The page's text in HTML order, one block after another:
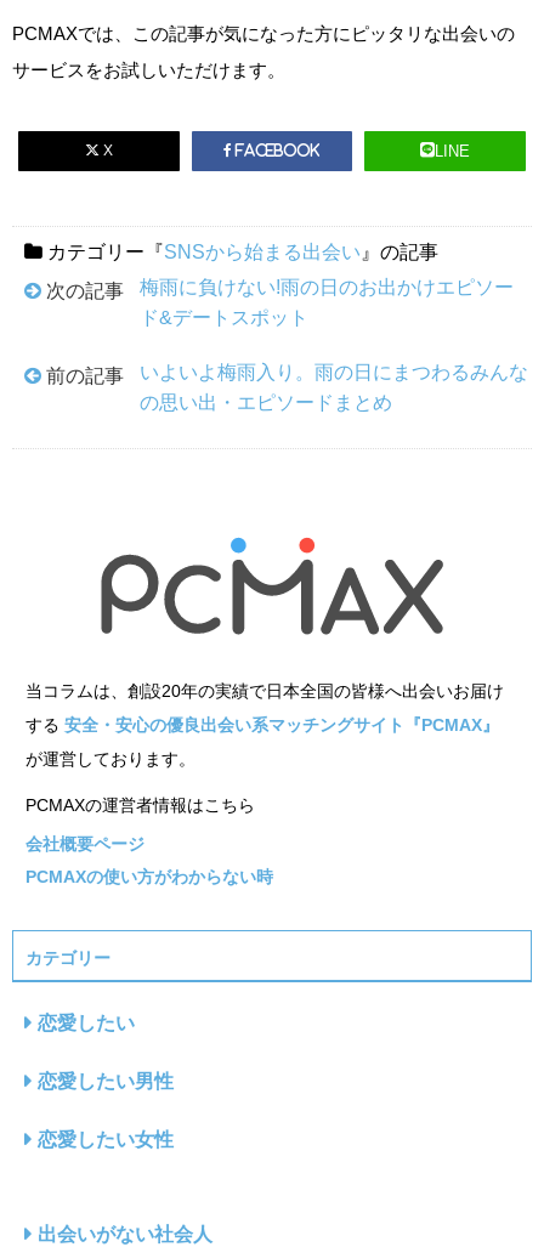
PCMAXでは、この記事が気になった方にピッタリな出会いの
サービスをお試しいただけます。
X Facebook LINE
カテゴリー『SNSから始まる出会い 』の記事
次の記事
梅雨に負けない!雨の日のお出かけエピソー
ド&デートスポット
前の記事
いよいよ梅雨入り。雨の日にまつわるみんな
の思い出・エピソードまとめ
当コラムは、創設20年の実績で日本全国の皆様へ出会いお届け
する 安全・安心の優良出会い系マッチングサイト『PCMAX』
が運営しております。
PCMAXの運営者情報はこちら
会社概要ページ
PCMAXの使い方がわからない時
カテゴリー
恋愛したい
恋愛したい男性
恋愛したい女性
出会いがない社会人